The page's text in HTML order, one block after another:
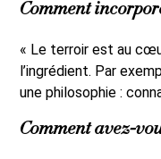
Comment
« Le terroir est au
l’ingrédient. Par
une philosophie :
Comment avez-